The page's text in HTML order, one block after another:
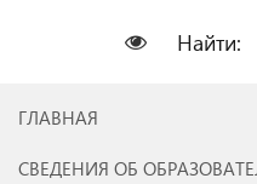
Найти:
ГЛАВНАЯ
СВЕДЕНИЯ ОБ